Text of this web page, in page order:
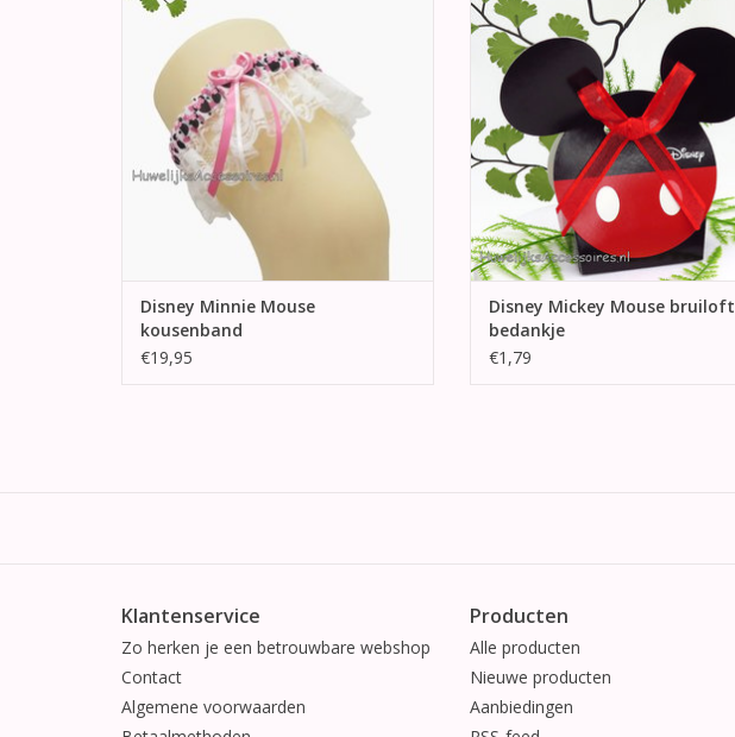
een roze en wit strik met een roze roosje
in het center.
TOEVOEGEN AAN WINKELWAGEN
Disney Minnie Mouse
kousenband
€19,95
Versierd met een rode strikje.
TOEVOEGEN AAN WINKELWAGEN
Disney Mickey Mouse bruiloft
bedankje
€1,79
Klantenservice
Zo herken je een betrouwbare webshop
Contact
Algemene voorwaarden
Producten
Alle producten
Nieuwe producten
Aanbiedingen